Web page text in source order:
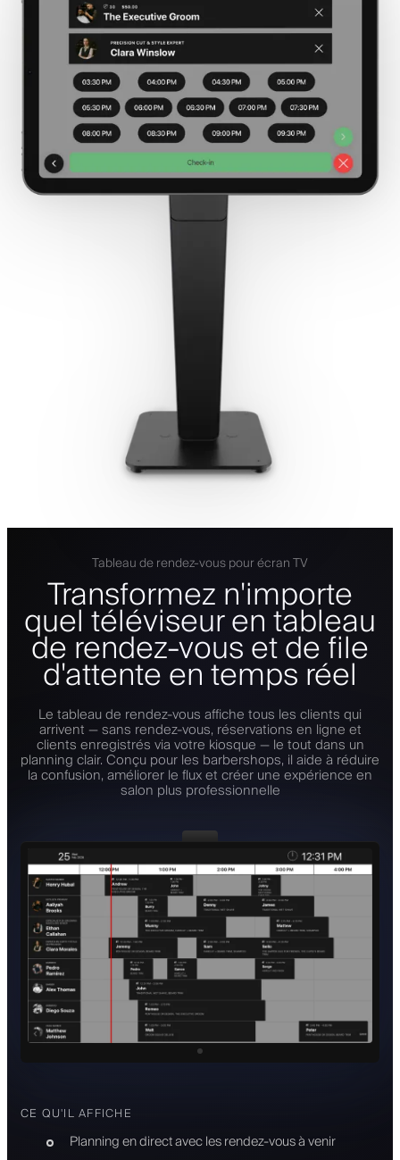
Tableau de rendez-vous pour écran TV
Transformez n'importe
quel téléviseur en tableau
de rendez-vous et de file
d'attente en temps réel
Le tableau de rendez-vous affiche tous les clients qui
arrivent — sans rendez-vous, réservations en ligne et
clients enregistrés via votre kiosque — le tout dans un
planning clair. Conçu pour les barbershops, il aide à réduire
la confusion, améliorer le flux et créer une expérience en
salon plus professionnelle
CE QU'IL AFFICHE
Planning en direct avec les rendez-vous à venir